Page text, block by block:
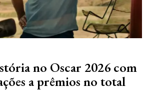
no Oscar 2026 com
a prêmios no total